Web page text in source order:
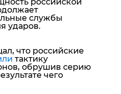
службы
ударов.
что российские
тактику
обрушив серию
чего